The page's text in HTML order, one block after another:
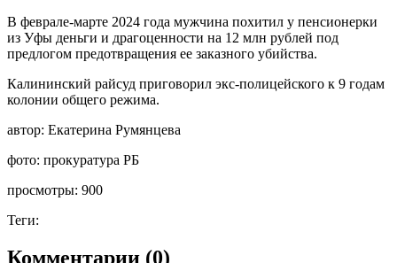
В феврале-марте 2024 года мужчина похитил у пенсионерки
из Уфы деньги и драгоценности на 12 млн рублей под
предлогом предотвращения ее заказного убийства.
Калининский райсуд приговорил экс-полицейского к 9 годам
колонии общего режима.
автор: Екатерина Румянцева
фото: прокуратура РБ
просмотры: 900
Теги:
Комментарии (0)